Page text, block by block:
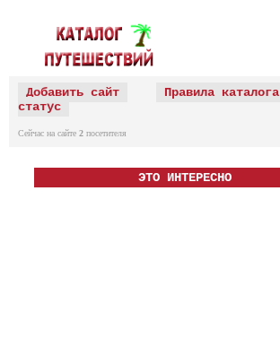
Добавить сайт Правила каталога
статус
Сейчас на сайте 2 посетителя
ЭТО ИНТЕРЕСНО